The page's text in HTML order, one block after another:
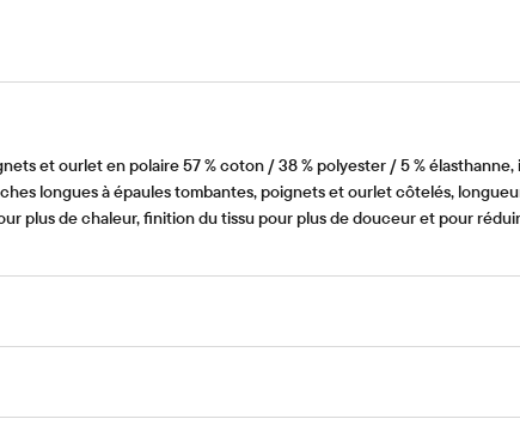
et ourlet en polaire 57 % coton / 38 % polyester / 5 %
longues à épaules tombantes, poignets et ourlet côtelés,
plus de chaleur, finition du tissu pour plus de douceur et pour